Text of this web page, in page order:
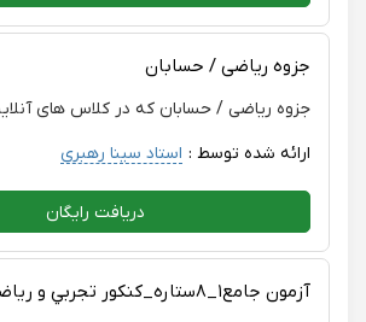
جزوه ریاضی / حسابان
جزوه ریاضی / حسابان که در کلاس های
ارائه شده توسط : استاد سینا رهبری
دریافت رایگان
آزمون جامع١_٨ستاره_كنكور تجربي و رياضي